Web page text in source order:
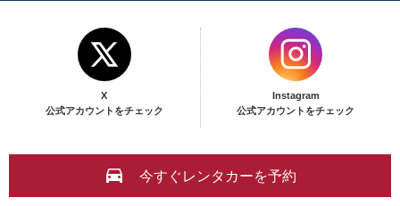
X
公式アカウントをチェック
Instagram
公式アカウントをチェック
今すぐレンタカーを予約